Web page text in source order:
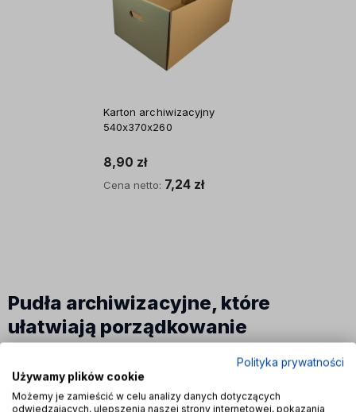
Karton archiwizacyjny
540x370x260
8,90 zł
Cena netto: 7,24 zł
Pudła archiwizacyjne, które
ułatwiają porządkowanie
dokumentów
Nie musisz już szukać miejsca na zalegające
dokumenty w swojej firmie.Jako producent kartonów
Polityka prywatności
Używamy plików cookie
Możemy je zamieścić w celu analizy danych dotyczących
odwiedzających, ulepszenia naszej strony internetowej, pokazania